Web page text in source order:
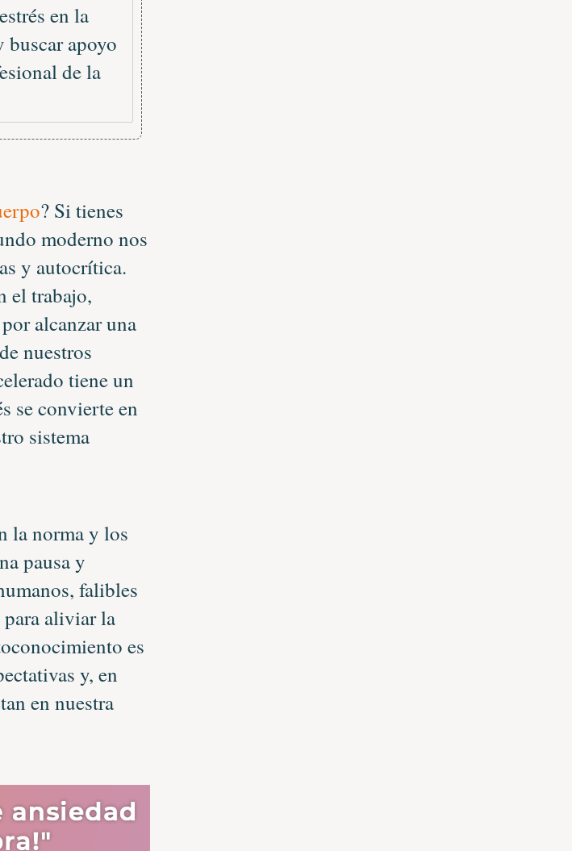
en la
buscar apoyo
de la
? Si tienes
moderno nos
y autocrítica.
el trabajo,
alcanzar una
nuestros
tiene un
se convierte en
sistema
la norma y los
pausa y
falibles
para aliviar la
es
y, en
en nuestra